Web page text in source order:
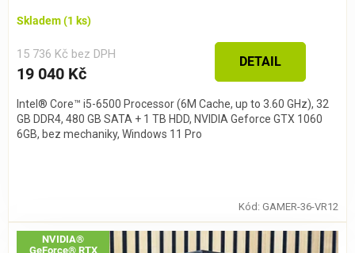
Skladem(1 ks)
15 736 Kč bez DPH
19 040 Kč
DETAIL
Intel® Core™ i5-6500 Processor (6M Cache, up to 3.60 GHz), 32
GB DDR4, 480 GB SATA + 1 TB HDD, NVIDIA Geforce GTX 1060
6GB, bez mechaniky, Windows 11 Pro
Kód: GAMER-36-VR12
NVIDIA®
GeForce® RTX